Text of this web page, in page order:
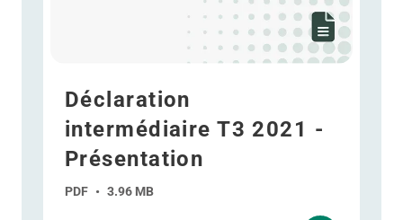
Déclaration
intermédiaire T3 2021 -
Présentation
PDF • 3.96 MB